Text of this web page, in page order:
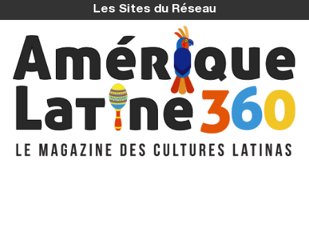
Les Sites du Réseau